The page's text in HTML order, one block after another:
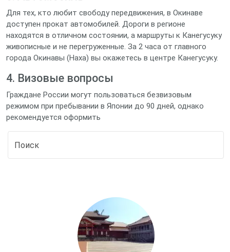
Для тех, кто любит свободу передвижения, в Окинаве
доступен прокат автомобилей. Дороги в регионе
находятся в отличном состоянии, а маршруты к Канегусуку
живописные и не перегруженные. За 2 часа от главного
города Окинавы (Наха) вы окажетесь в центре Канегусуку.
4. Визовые вопросы
Граждане России могут пользоваться безвизовым
режимом при пребывании в Японии до 90 дней, однако
рекомендуется оформить